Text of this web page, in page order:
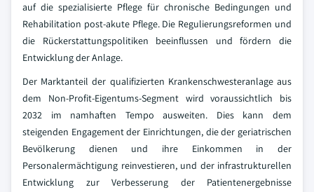
auf die spezialisierte Pflege für chronische Bedingungen und
Rehabilitation post-akute Pflege. Die Regulierungsreformen und
die Rückerstattungspolitiken beeinflussen und fördern die
Entwicklung der Anlage.
Der Marktanteil der qualifizierten Krankenschwesteranlage aus
dem Non-Profit-Eigentums-Segment wird voraussichtlich bis
2032 im namhaften Tempo ausweiten. Dies kann dem
steigenden Engagement der Einrichtungen, die der geriatrischen
Bevölkerung dienen und ihre Einkommen in der
Personalermächtigung reinvestieren, und der infrastrukturellen
Entwicklung zur Verbesserung der Patientenergebnisse